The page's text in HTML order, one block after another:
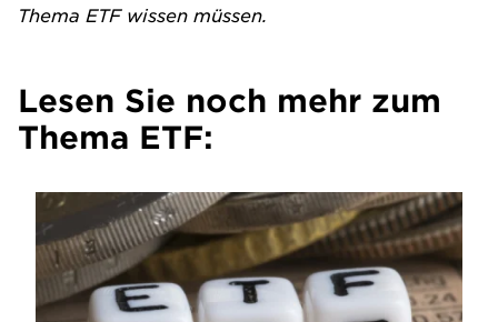
Thema ETFwissen müssen.
Lesen Sie noch mehr zum
Thema ETF: